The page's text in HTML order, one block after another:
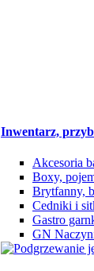
Inwentarz,
Akcesoria
Boxy,
Brytfanny,
Cedniki i
Gastro
GN